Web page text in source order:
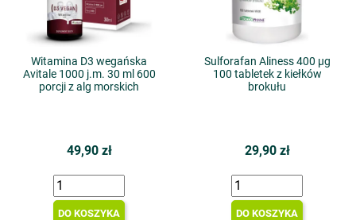
Witamina D3 wegańska
Avitale 1000 j.m. 30 ml 600
porcji z alg morskich
49,90 zł
DO KOSZYKA
Sulforafan Aliness 400 µg
100 tabletek z kiełków
brokułu
29,90 zł
DO KOSZYKA